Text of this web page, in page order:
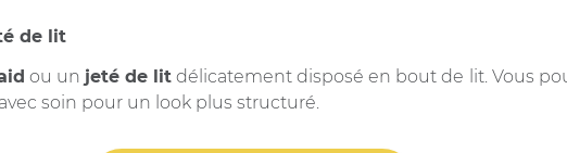
de lit
ou un jeté de litdélicatement disposé en bout de lit. Vous
soin pour un look plus structuré.